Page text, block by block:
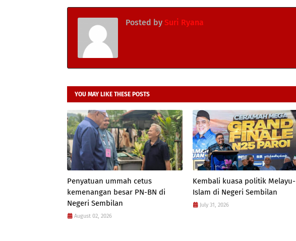
Posted by Suri Ryana
YOU MAY LIKE THESE POSTS
Penyatuan ummah cetus
kemenangan besar PN-BN di
Negeri Sembilan
August 02, 2026
Kembali kuasa politik Melayu-
Islam di Negeri Sembilan
July 31, 2026